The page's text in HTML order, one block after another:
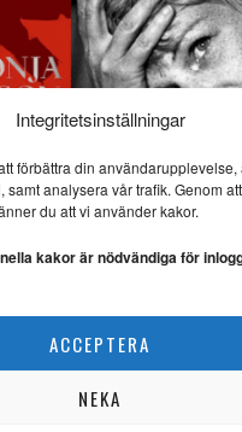
Integritetsinställningar
förbättra din användarupplevelse,
analysera vår trafik. Genom
du att vi använder kakor.
kakor är nödvändiga för
ACCEPTERA
NEKA
100 år
Ekonomibyrån?
Ekonomibyrån.
Här följer ett